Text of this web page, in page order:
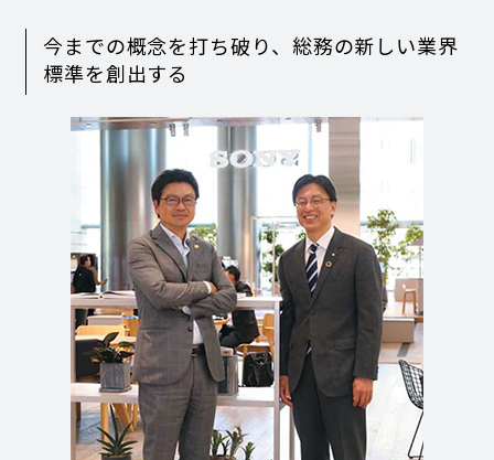
今までの概念を打ち破り、総務の新しい業界
標準を創出する